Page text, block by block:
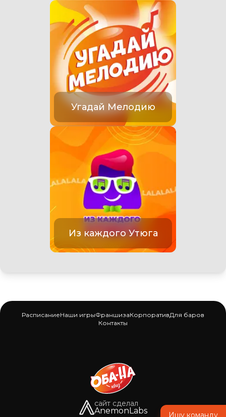
Угадай Мелодию
Из каждого Утюга
Ищу команду
РасписаниеНаши игрыФраншизаКорпоративДля баров
Контакты
сайт сделал
AnemonLabs